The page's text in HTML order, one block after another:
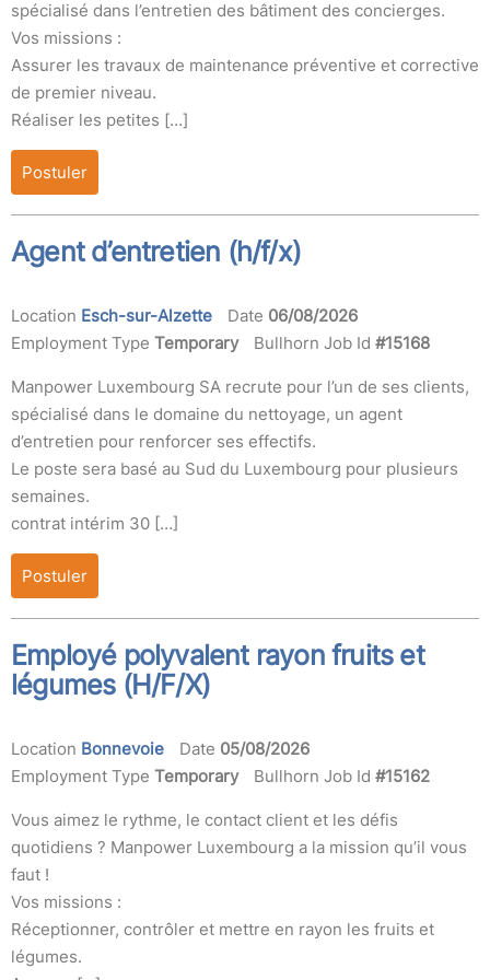
spécialisé dans l’entretien des bâtiment des concierges.
Vos missions :
Assurer les travaux de maintenance préventive et corrective
de premier niveau.
Réaliser les petites […]
Postuler
Agent d’entretien (h/f/x)
Location Esch-sur-Alzette Date 06/08/2026
Employment Type Temporary Bullhorn Job Id #15168
Manpower Luxembourg SA recrute pour l’un de ses clients,
spécialisé dans le domaine du nettoyage, un agent
d’entretien pour renforcer ses effectifs.
Le poste sera basé au Sud du Luxembourg pour plusieurs
semaines.
contrat intérim 30 […]
Postuler
Employé polyvalent rayon fruits et
légumes (H/F/X)
Location Bonnevoie Date 05/08/2026
Employment Type Temporary Bullhorn Job Id #15162
Vous aimez le rythme, le contact client et les défis
quotidiens ? Manpower Luxembourg a la mission qu’il vous
faut !
Vos missions :
Réceptionner, contrôler et mettre en rayon les fruits et
légumes.